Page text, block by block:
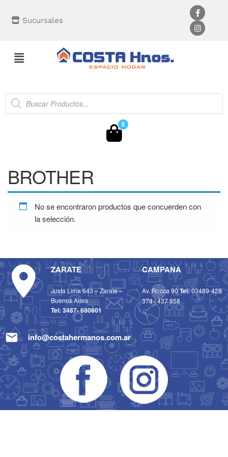
Sucursales
0
BROTHER
No se encontraron productos que concuerden con
la selección.
ZARATE
Justa Lima 643 – Zarate –
Buenos Aires
Tel: 3487- 680601
CAMPANA
Av. Rocca 90Tel:03489-428
374/437 858
info@costahermanos.com.ar